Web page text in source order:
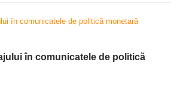
în comunicatele de politică